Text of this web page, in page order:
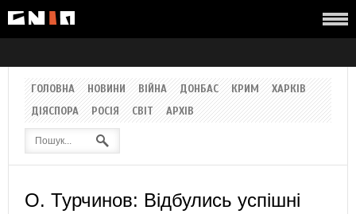
ГОЛОВНА НОВИНИ ВІЙНА ДОНБАС КРИМ
ХАРКІВ
ДІЯСПОРА
РОСІЯ СВІТ АРХІВ
О. Турчинов: Відбулись успішні